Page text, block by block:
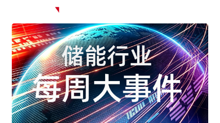
新闻中心